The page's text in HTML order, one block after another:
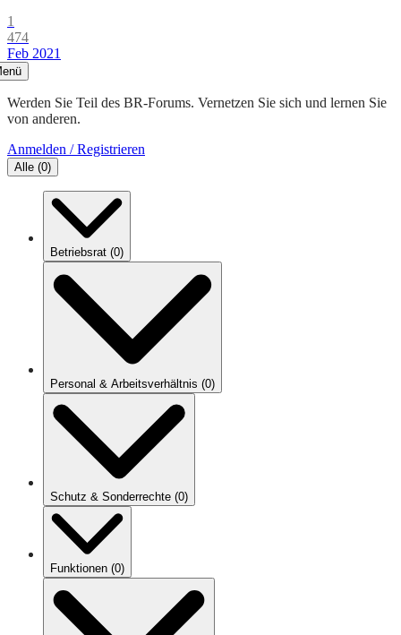
1
474
Feb 2021
Werden Sie Teil des BR-Forums. Vernetzen Sie sich und lernen Sie
von anderen.
Anmelden / Registrieren
Alle (0)
Betriebsrat (0)
Personal & Arbeitsverhältnis (0)
Schutz & Sonderrechte (0)
Funktionen (0)